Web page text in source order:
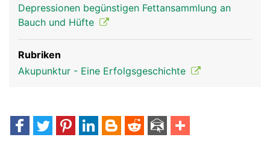
Depressionen begünstigen Fettansammlung an
Bauch und Hüfte
Rubriken
Akupunktur - Eine Erfolgsgeschichte